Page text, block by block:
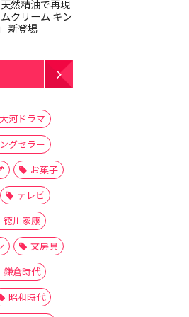
然精油で再現
クリーム キン
新登場
大河ドラマ
グセラー
お菓子
テレビ
徳川家康
文房具
鎌倉時代
昭和時代